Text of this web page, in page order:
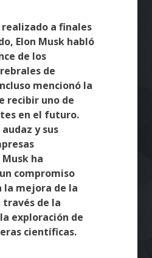
realizado a finales
Elon Musk habló
de los
de
mencionó la
recibir uno de
en el futuro.
y sus
ha
compromiso
la mejora de la
través de la
exploración de
científicas.